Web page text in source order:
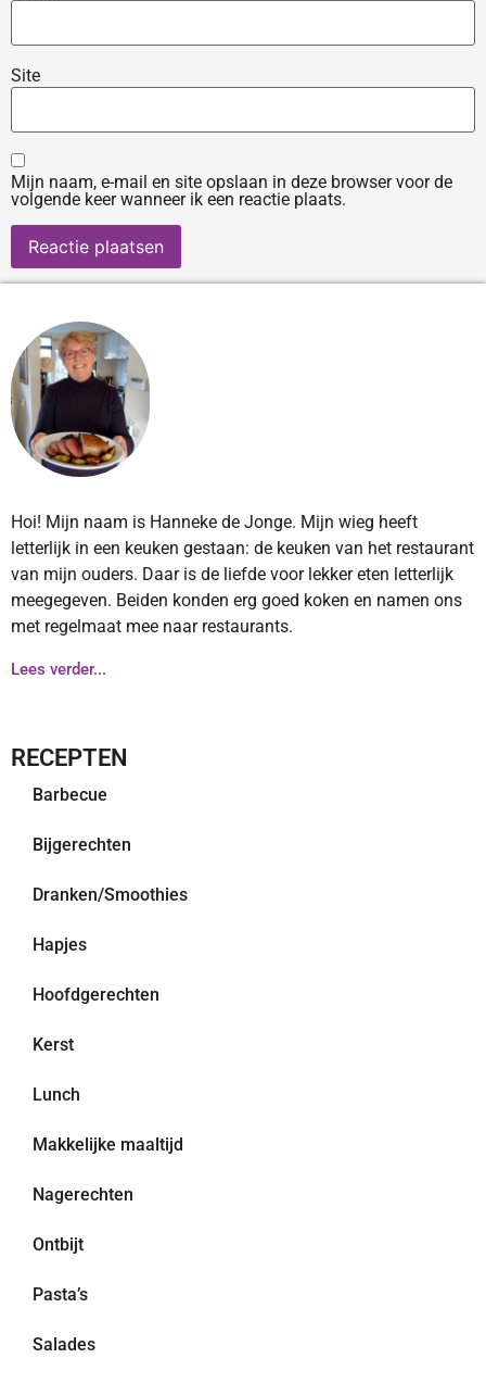
Site
Mijn naam, e-mail en site opslaan in deze browser voor de
volgende keer wanneer ik een reactie plaats.
Hoi! Mijn naam is Hanneke de Jonge. Mijn wieg heeft
letterlijk in een keuken gestaan: de keuken van het restaurant
van mijn ouders. Daar is de liefde voor lekker eten letterlijk
meegegeven. Beiden konden erg goed koken en namen ons
met regelmaat mee naar restaurants.
Lees verder...
RECEPTEN
Barbecue
Bijgerechten
Dranken/Smoothies
Hapjes
Hoofdgerechten
Kerst
Lunch
Makkelijke maaltijd
Nagerechten
Ontbijt
Pasta’s
Salades